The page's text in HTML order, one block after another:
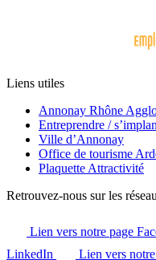
Liens utiles
Annonay Rhône
Entreprendre /
Ville d’Annonay
Office de tourisme
Plaquette Attractivité
Retrouvez-nous sur les
Lien vers notre page
LinkedIn
Lien vers